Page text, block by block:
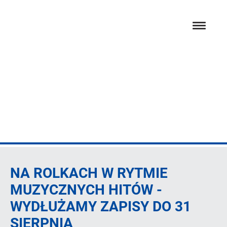
NA ROLKACH W RYTMIE
MUZYCZNYCH HITÓW -
WYDŁUŻAMY ZAPISY DO 31
SIERPNIA